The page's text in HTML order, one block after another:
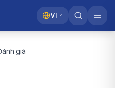
VI
giá